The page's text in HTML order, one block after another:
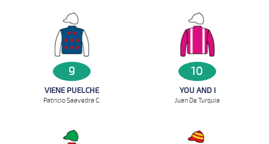
9
VIENE PUELCHE
Patricio Saavedra C.
10
YOU AND I
Juan De Turquia